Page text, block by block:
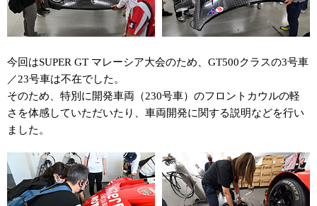
今回はSUPER GT マレーシア大会のため、GT500クラスの3号車
／23号車は不在でした。
そのため、特別に開発車両（230号車）のフロントカウルの軽
さを体感していただいたり、車両開発に関する説明などを行い
ました。